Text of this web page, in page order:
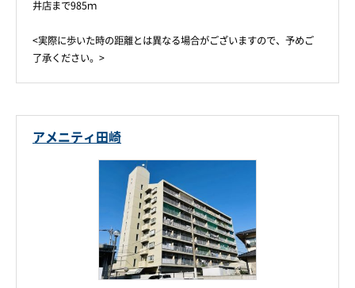
井店まで985ｍ
<実際に歩いた時の距離とは異なる場合がございますので、予めご
了承ください。>
アメニティ田崎